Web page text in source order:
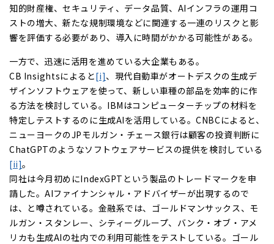
知的財産権、セキュリティ、データ品質、AIインフラの運用コ
ストの増大、新たな規制環境などに関連する一連のリスクと影
響を評価する必要があり、導入に時間がかかる可能性がある。
一方で、迅速に活用を進めている大企業もある。
CB Insightsによると[i]、現代自動車がオートデスクの生成デ
ザインソフトウェアを使って、新しい車種の部品を効率的に作
る方法を検討している。IBMはコンピューターチップの材料を
特定しテストするのに生成AIを活用している。CNBCによると、
ニューヨークのJPモルガン・チェース銀行は顧客の投資判断に
ChatGPTのようなソフトウェアサービスの提供を検討している
[ii]。
同社は今月初めにIndexGPTという製品のトレードマークを申
請した。AIファイナンシャル・アドバイザーが出現するので
は、と噂されている。金融系では、ゴールドマンサックス、モ
ルガン・スタンレー、シティーグループ、バンク・オブ・アメ
リカも生成AIの社内での利用可能性をテストしている。ゴール